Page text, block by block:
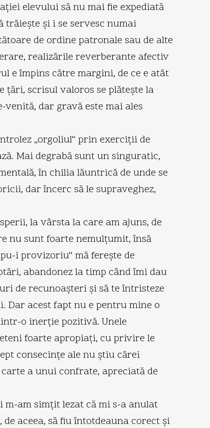
elevului să nu mai fie expediată
trăieşte şi i se servesc numai
de ordine patronale sau de alte
realizările reverberante afectiv
e împins către margini, de ce e atât
ţări, scrisul valoros se plăteşte la
dar gravă este mai ales
„orgoliul“ prin exerciţii de
Mai degrabă sunt un singuratic,
în chilia lăuntrică de unde se
dar încerc să le supraveghez,
la vârsta la care am ajuns, de
nu sunt foarte nemulţumit, însă
i provizoriu“ mă fereşte de
abandonez la timp când îmi dau
de recunoaşteri şi să te întristeze
acest fapt nu e pentru mine o
o inerţie pozitivă. Unele
foarte apropiaţi, cu privire le
consecinţe ale nu ştiu cărei
a unui confrate, apreciată de
m-am simţit lezat că mi s-a anulat
aceea, să fiu întotdeauna corect şi